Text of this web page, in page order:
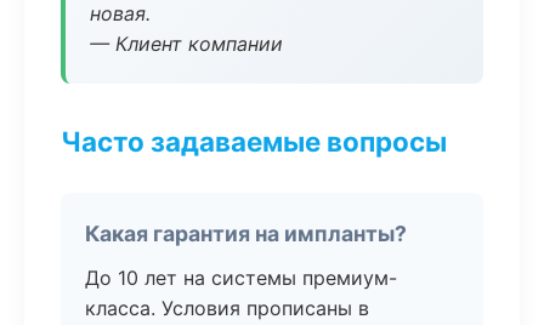
новая.
— Клиент компании
Часто задаваемые вопросы
Какая гарантия на импланты?
До 10 лет на системы премиум-
класса. Условия прописаны в